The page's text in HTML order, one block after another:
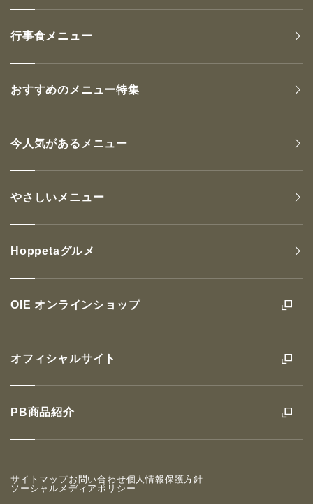
OIE オンラインショップ
オフィシャルサイト
PB商品紹介
行事食メニュー
おすすめのメニュー特集
今人気があるメニュー
やさしいメニュー
Hoppetaグルメ
サイトマップお問い合わせ個人情報保護方針
ソーシャルメディアポリシー